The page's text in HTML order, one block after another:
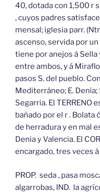
40, dotada con 1,500 r
, cuyos padres
mensal; iglesia parr.
ascenso, servida por
tiene por anejos á
entre ambos, y á
pasos S. del pueblo.
Mediterráneo; E. Denia;
Segarria. El TERRENO
bañado por el r . Bolata
de herradura y en mal
Denia y Valencia. El
encargado, tres veces
PROP. seda , pasa
algarrobas, IND. la